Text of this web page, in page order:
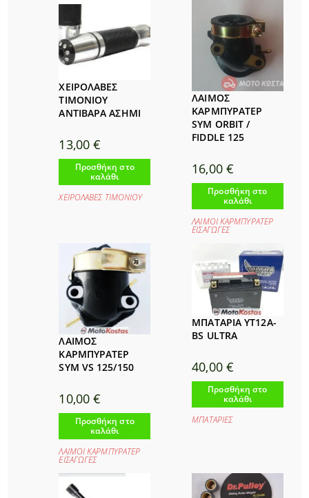
ΧΕΙΡΟΛΑΒΕΣ
ΤΙΜΟΝΙΟΥ
ΑΝΤΙΒΑΡΑ ΑΣΗΜΙ
13,00€
Προσθήκη στο
καλάθι
ΧΕΙΡΟΛΑΒΕΣ ΤΙΜΟΝΙΟΥ
ΛΑΙΜΟΣ
ΚΑΡΜΠΥΡΑΤΕΡ
SYM ORBIT /
FIDDLE 125
16,00 €
Προσθήκη στο
καλάθι
ΛΑΙΜΟΙ ΚΑΡΜΠΥΡΑΤΕΡ
ΕΙΣΑΓΩΓΕΣ
ΛΑΙΜΟΣ
ΚΑΡΜΠΥΡΑΤΕΡ
SYM VS 125/150
10,00€
Προσθήκη στο
καλάθι
ΛΑΙΜΟΙ ΚΑΡΜΠΥΡΑΤΕΡ
ΕΙΣΑΓΩΓΕΣ
ΜΠΑΤΑΡΙΑ YT12Α-
BS ULTRA
40,00 €
Προσθήκη στο
καλάθι
ΜΠΑΤΑΡΙΕΣ